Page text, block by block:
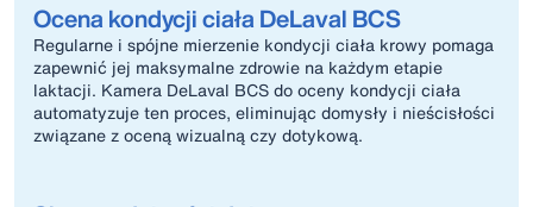
Ocena kondycji ciała DeLaval BCS
Regularne i spójne mierzenie kondycji ciała krowy pomaga
zapewnić jej maksymalne zdrowie na każdym etapie
laktacji. Kamera DeLaval BCS do oceny kondycji ciała
automatyzuje ten proces, eliminując domysły i nieścisłości
związane z oceną wizualną czy dotykową.